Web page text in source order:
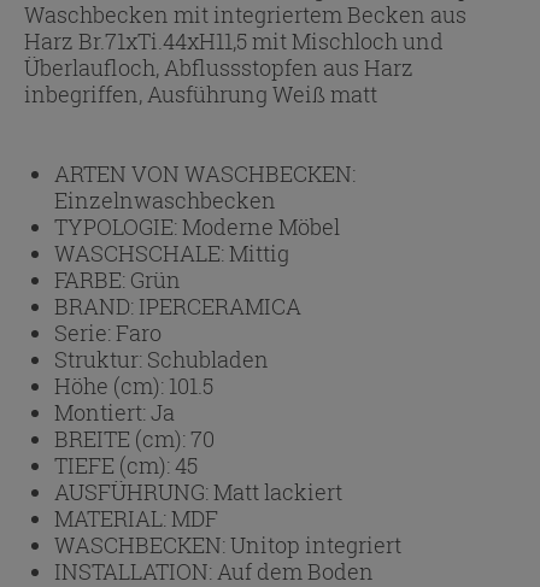
Waschbecken mit integriertem Becken aus
Harz Br.71xTi.44xH11,5 mit Mischloch und
Überlaufloch, Abflussstopfen aus Harz
inbegriffen, Ausführung Weiß matt
ARTEN VON WASCHBECKEN:
Einzelnwaschbecken
TYPOLOGIE:Moderne Möbel
WASCHSCHALE:Mittig
FARBE: Grün
BRAND: IPERCERAMICA
Serie:Faro
Struktur: Schubladen
Höhe (cm): 101.5
Montiert:Ja
BREITE (cm):70
TIEFE (cm):45
AUSFÜHRUNG:Matt lackiert
MATERIAL:MDF
WASCHBECKEN:Unitop integriert
INSTALLATION:Auf dem Boden